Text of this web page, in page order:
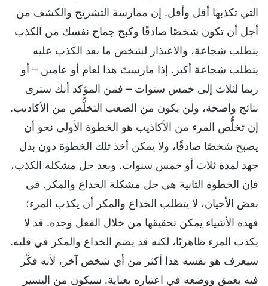
التي تكذبها أقل وأقل. إن ممارسة التشريح والكشف من
أجل أن تكون شخصًا صادقًا وكبح جماح نفسك من الكذب
يتطلب شجاعة، والاعتذار لشخص ما بعد الكذب عليه
يتطلب شجاعة أكبر. إذا مارستَ هذا لعام أو عامين – أو
ربما لثلاث إلى خمس سنوات – فمن المؤكد أنك سترى
نتائج واضحة، ولن يكون من الصعب التخلُّص من الأكاذيب.
إن تخلُّص المرء من الأكاذيب هو الخطوة الأولى نحو أن
يصبح شخصًا صادقًا، ولا يمكن أخذ تلك الخطوة دون بذل
جهد لمدة ثلاث أو خمس سنوات. وبعد حل مشكلة الكذب،
فإن الخطوة الثانية هي حل مشكلة الخداع والمكر. في
بعض الأحيان، لا يتطلب الخداع والمكر أن يكذب المرء؛
فهذه الأشياء يمكن تحقيقها من خلال الفعل وحده. قد لا
يكذب المرء ظاهريًا، لكنه قد يضم الخداع والمكر في قلبه.
سيعرف هو نفسه هذا أكثر من أي شخص آخر، لأنه فكَّر
فيه بعمق ووضعه في اعتباره بعناية. سيكون من اليسير